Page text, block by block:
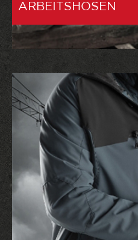
ARBEITSHOSEN